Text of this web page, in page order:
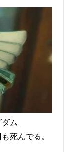
ム
死んでる。